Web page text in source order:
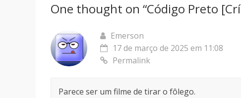
One thought on “Código Preto
Emerson
17 de março de 2025 em 11:08
Permalink
Parece ser um filme de tirar o fôlego.